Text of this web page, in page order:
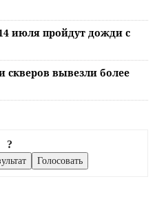
июля пройдут дожди с
скверов вывезли более
?